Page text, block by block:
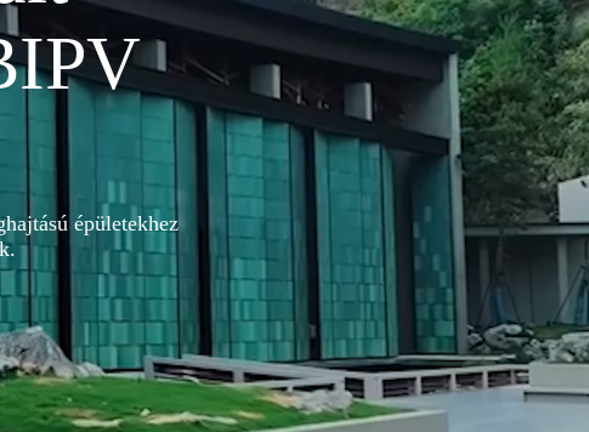
épületekhez